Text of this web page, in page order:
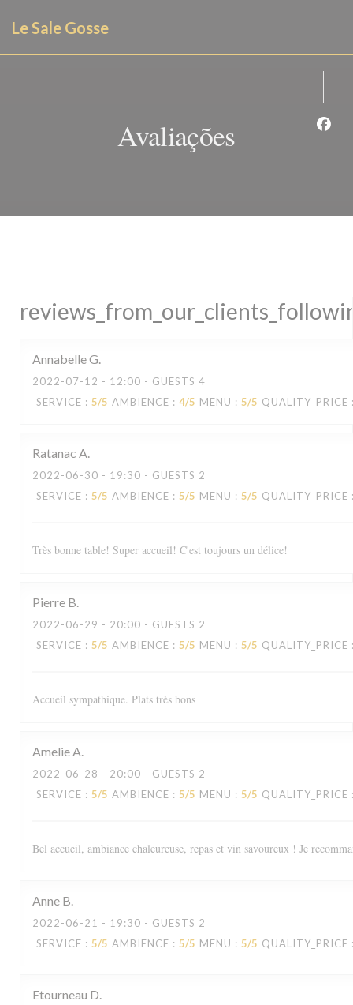
Le Sale Gosse
Avaliações
AnnabelleG
2022-07-12 - 12:00 - GUESTS 4
SERVICE : 5/5 AMBIENCE : 4/5 MENU : 5/5 QUALITY_PRICE
Ratanac A
2022-06-30 - 19:30 - GUESTS 2
SERVICE : 5/5 AMBIENCE : 5/5 MENU : 5/5 QUALITY_PRICE
Très bonne table! Super accueil! C'est toujours un délice!
Pierre B
2022-06-29 - 20:00 - GUESTS 2
SERVICE : 5/5 AMBIENCE : 5/5 MENU : 5/5 QUALITY_PRICE
Accueil sympathique. Plats très bons
AmelieA
2022-06-28 - 20:00 - GUESTS 2
SERVICE : 5/5 AMBIENCE : 5/5 MENU : 5/5 QUALITY_PRICE
Bel accueil, ambiance chaleureuse, repas et vin savoureux ! Je
Anne B
2022-06-21 - 19:30 - GUESTS 2
SERVICE : 5/5 AMBIENCE : 5/5 MENU : 5/5 QUALITY_PRICE
Etourneau D